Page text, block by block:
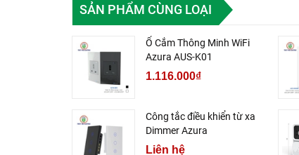
SẢN PHẨM CÙNG LOẠI
Ổ Cắm Thông Minh WiFi
Azura AUS-K01
1.116.000₫
Công tắc điều khiển từ xa
Dimmer Azura
Liên hệ